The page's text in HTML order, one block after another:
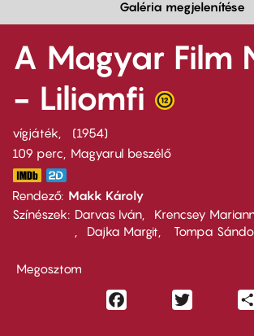
Galéria megjelenítése
A Magyar Film
- Liliomfi
vígjáték
1954
109 perc,
Magyarul beszélő
Rendező Makk Károly
Színészek
Darvas Iván Krencsey
Dajka Margit
Tompa
Megosztom
Facebook